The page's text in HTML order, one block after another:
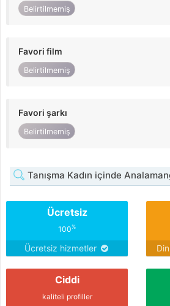
Belirtilmemiş
Favori film
Belirtilmemiş
Favori şarkı
Belirtilmemiş
Tanışma Kadın içinde
Ücretsiz
100%
Ücretsiz hizmetler
Ciddi
kaliteli profiller